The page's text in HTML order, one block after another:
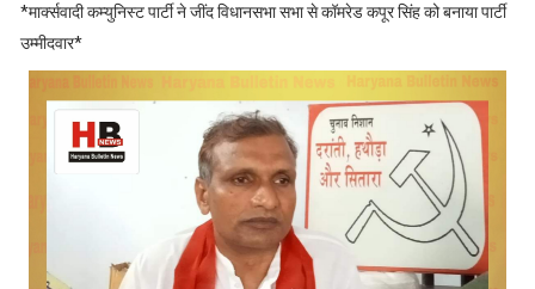
*मार्क्सवादी कम्युनिस्ट पार्टी ने जींद विधानसभा सभा से कॉमरेड कपूर सिंह को बनाया पार्टी
उम्मीदवार*